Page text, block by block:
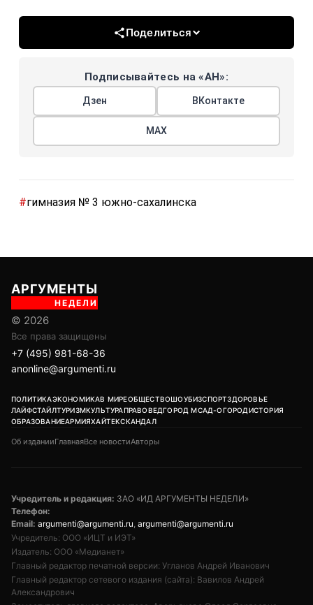
Поделиться
Подписывайтесь на «АН»:
Дзен ВКонтакте
МАХ
#гимназия № 3 южно-­сахалинска
АРГУМЕНТЫ
НЕДЕЛИ
© 2026
Все права защищены
+7 (495) 981-68-36
anonline@argumenti.ru
ПОЛИТИКАЭКОНОМИКАВ МИРЕОБЩЕСТВОШОУБИЗСПОРТЗДОРОВЬЕ
ЛАЙФСТАЙЛТУРИЗМКУЛЬТУРАПРАВОВЕДГОРОД МСАД-ОГОРОДИСТОРИЯ
ОБРАЗОВАНИЕАРМИЯХАЙТЕКСКАНДАЛ
Об изданииГлавнаяВсе новостиАвторы
Учредитель и редакция: ЗАО «ИД АРГУМЕНТЫ НЕДЕЛИ»
Телефон:
Email: argumenti@argumenti.ru, argumenti@argumenti.ru
Учредитель: ООО «ИЦТ и ИЭТ»
Издатель: ООО «Медианет»
Главный редактор печатной версии: Угланов Андрей Иванович
Главный редактор сетевого издания (сайта): Вавилов Андрей
Александрович